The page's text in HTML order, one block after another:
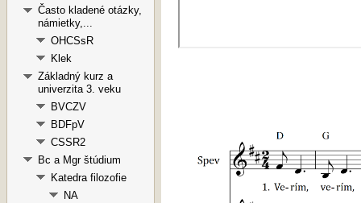
Často kladené otázky,
námietky,...
OHCSsR
Klek
Základný kurz a
univerzita 3. veku
BVCZV
BDFpV
CSSR2
Bc a Mgr štúdium
Katedra filozofie
NA